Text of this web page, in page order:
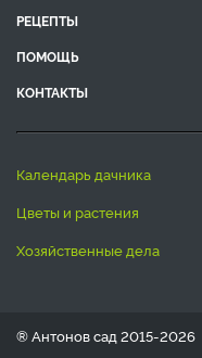
РЕЦЕПТЫ
ПОМОЩЬ
КОНТАКТЫ
календарь дачника
цветы и растения
хозяйственные дела
® Антонов сад 2015-2026